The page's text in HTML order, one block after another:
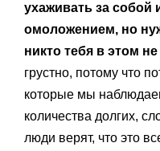
ухаживать за собой
омоложением, но
никто тебя в этом
грустно, потому что
которые мы
количества долгих,
люди верят, что это